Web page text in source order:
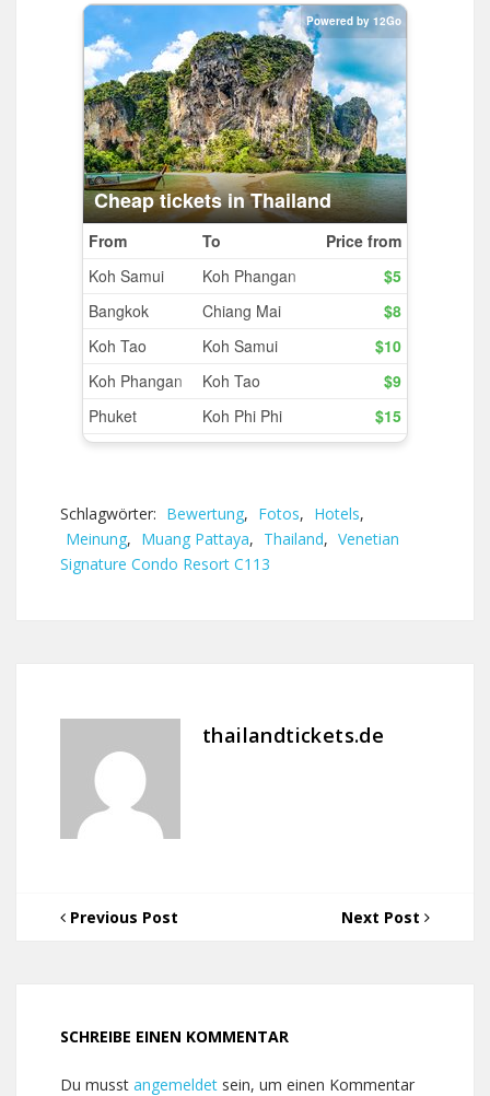
Schlagwörter: Bewertung, Fotos, Hotels,
Meinung, Muang Pattaya, Thailand, Venetian
Signature Condo Resort C113
thailandtickets.de
Previous Post Next Post
SCHREIBE EINEN KOMMENTAR
Du musst angemeldet sein, um einen Kommentar